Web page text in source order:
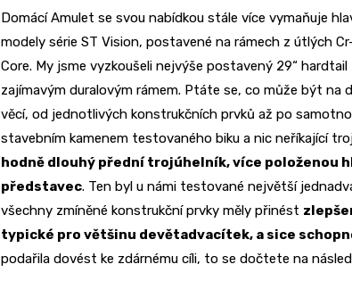
Domácí Amulet se svou nabídkou stále více vymaňuje
modely série ST Vision, postavené na rámech z útlých
Core. My jsme vyzkoušeli nejvýše postavený 29“
zajímavým duralovým rámem. Ptáte se, co může být na
věcí, od jednotlivých konstrukčních prvků až po
stavebním kamenem testovaného biku a nic neříkající
hodně dlouhý přední trojúhelník, více položenou
představec. Ten byl u námi testované největší
všechny zmíněné konstrukční prvky měly přinést
typické pro většinu devětadvacítek, a sice
podařila dovést ke zdárnému cíli, to se dočtete na